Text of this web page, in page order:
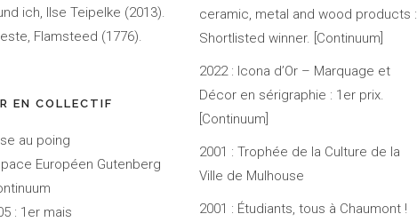
ich, Ilse Teipelke (2013).
Flamsteed (1776).
EN COLLECTIF
au poing
Européen Gutenberg
: 1er mais
ceramic, metal and wood products :
Shortlisted winner. [Continuum]
2022 : Icona d’Or – Marquage et
Décor en sérigraphie : 1er prix.
[Continuum]
2001 : Trophée de la Culture de la
Ville de Mulhouse
2001 : Étudiants, tous à Chaumont !